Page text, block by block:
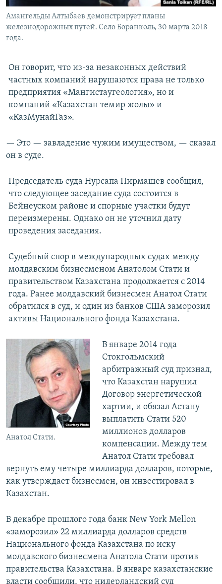
Амангельды Алтыбаев демонстрирует планы
железнодорожных путей. Село Боранколь, 30 марта 2018
года.
Он говорит, что из-за незаконных действий
частных компаний нарушаются права не только
предприятия «Мангистаугеология», но и
компаний «Казахстан темир жолы» и
«КазМунайГаз».
— Это — завладение чужим имуществом, — сказал
он в суде.
Председатель суда Нурсапа Пирмашев сообщил,
что следующее заседание суда состоится в
Бейнеуском районе и спорные участки будут
переизмерены. Однако он не уточнил дату
проведения заседания.
Судебный спор в международных судах между
молдавским бизнесменом Анатолом Стати и
правительством Казахстана продолжается с 2014
года. Ранее молдавский бизнесмен Анатол Стати
обратился в суд, и один из банков США заморозил
активы Национального фонда Казахстана.
Aнатол Стати.
В январе 2014 года
Стокгольмский
арбитражный суд признал,
что Казахстан нарушил
Договор энергетической
хартии, и обязал Астану
выплатить Стати 520
миллионов долларов
компенсации. Между тем
Анатол Стати требовал
вернуть ему четыре миллиарда долларов, которые,
как утверждает бизнесмен, он инвестировал в
Казахстан.
В декабре прошлого года банк New York Mellon
«заморозил» 22 миллиарда долларов средств
Национального фонда Казахстана по иску
молдавского бизнесмена Анатола Стати против
правительства Казахстана. В январе казахстанские
власти сообщили, что нидерландский суд